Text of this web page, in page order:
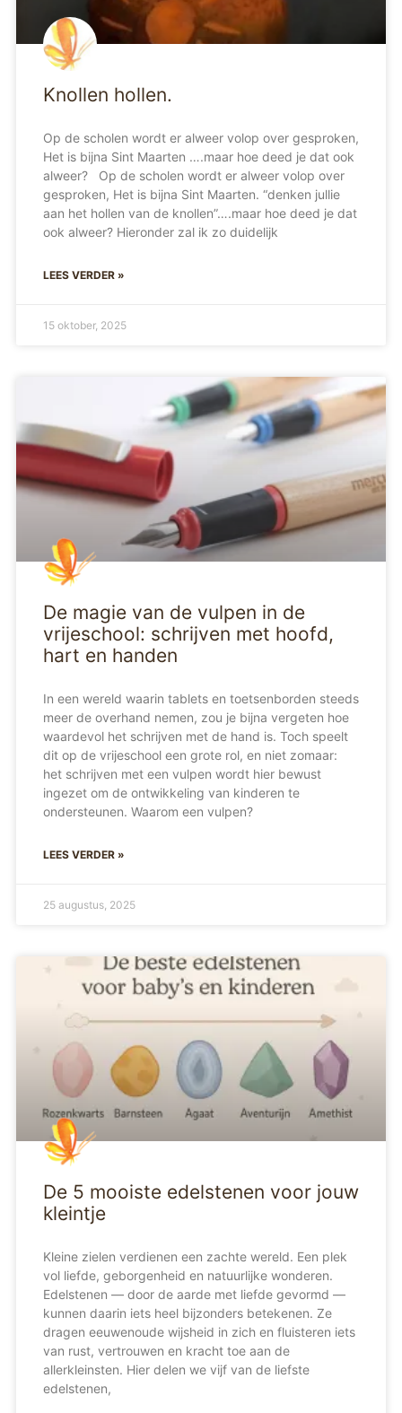
Knollen hollen.
Op de scholen wordt er alweer volop over gesproken,
Het is bijna Sint Maarten ….maar hoe deed je dat ook
alweer? Op de scholen wordt er alweer volop over
gesproken, Het is bijna Sint Maarten. “denken jullie
aan het hollen van de knollen”….maar hoe deed je dat
ook alweer? Hieronder zal ik zo duidelijk
LEES VERDER »
15 oktober, 2025
De magie van de vulpen in de
vrijeschool: schrijven met hoofd,
hart en handen
In een wereld waarin tablets en toetsenborden steeds
meer de overhand nemen, zou je bijna vergeten hoe
waardevol het schrijven met de hand is. Toch speelt
dit op de vrijeschool een grote rol, en niet zomaar:
het schrijven met een vulpen wordt hier bewust
ingezet om de ontwikkeling van kinderen te
ondersteunen. Waarom een vulpen?
LEES VERDER »
25 augustus, 2025
De 5 mooiste edelstenen voor jouw
kleintje
Kleine zielen verdienen een zachte wereld. Een plek
vol liefde, geborgenheid en natuurlijke wonderen.
Edelstenen — door de aarde met liefde gevormd —
kunnen daarin iets heel bijzonders betekenen. Ze
dragen eeuwenoude wijsheid in zich en fluisteren iets
van rust, vertrouwen en kracht toe aan de
allerkleinsten. Hier delen we vijf van de liefste
edelstenen,